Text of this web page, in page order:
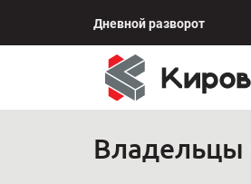
Дневной разворот
Владельцы